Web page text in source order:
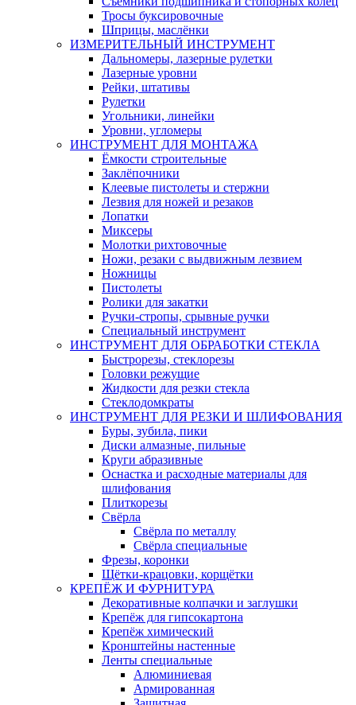
Тросы буксировочные
Шприцы, маслёнки
ИЗМЕРИТЕЛЬНЫЙ ИНСТРУМЕНТ
Дальномеры, лазерные рулетки
Лазерные уровни
Рейки, штативы
Рулетки
Угольники, линейки
Уровни, угломеры
ИНСТРУМЕНТ ДЛЯ МОНТАЖА
Ёмкости строительные
Заклёпочники
Клеевые пистолеты и стержни
Лезвия для ножей и резаков
Лопатки
Миксеры
Молотки рихтовочные
Ножи, резаки с выдвижным лезвием
Ножницы
Пистолеты
Ролики для закатки
Ручки-стропы, срывные ручки
Специальный инструмент
ИНСТРУМЕНТ ДЛЯ ОБРАБОТКИ СТЕКЛА
Быстрорезы, стеклорезы
Головки режущие
Жидкости для резки стекла
Стеклодомкраты
ИНСТРУМЕНТ ДЛЯ РЕЗКИ И ШЛИФОВАНИЯ
Буры, зубила, пики
Диски алмазные, пильные
Круги абразивные
Оснастка и расходные материалы для
шлифования
Плиткорезы
Свёрла
Свёрла по металлу
Свёрла специальные
Фрезы, коронки
Щётки-крацовки, корщётки
КРЕПЁЖ И ФУРНИТУРА
Декоративные колпачки и заглушки
Крепёж для гипсокартона
Крепёж химический
Кронштейны настенные
Ленты специальные
Алюминиевая
Армированная